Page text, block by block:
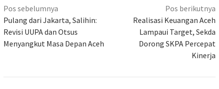
Navigasi
pos
Pos sebelumnya
Pulang dari Jakarta, Salihin:
Revisi UUPA dan Otsus
Menyangkut Masa Depan Aceh
Pos berikutnya
Realisasi Keuangan Aceh
Lampaui Target, Sekda
Dorong SKPA Percepat
Kinerja